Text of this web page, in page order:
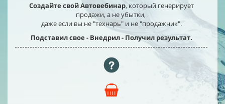
Создайте свой Автовебинар, который генерирует
продажи, а не убытки,
даже если вы не "технарь" и не "продажник".
Подставил свое - Внедрил - Получил результат.